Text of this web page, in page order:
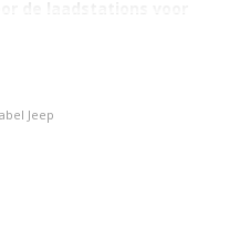
oplaadvoorkeuren en
Jeep